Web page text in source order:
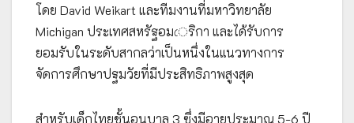
โดย David Weikart และทีมงานที่มหาวิทยาลัย
Michigan ประเทศสหรัฐอมেริกา และได้รับการ
ยอมรับในระดับสากลว่าเป็นหนึ่งในแนวทางการ
จัดการศึกษาปฐมวัยที่มีประสิทธิภาพสูงสุด
สำหรับเด็กไทยชั้นอนุบาล 3 ซึ่งมีอายุประมาณ 5-6 ปี